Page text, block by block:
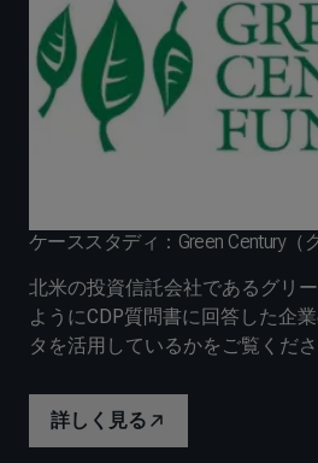
ケーススタディ：Green Century（
北米の投資信託会社であるグリ
ようにCDP質問書に回答した企
タを活用しているかをご覧くださ
詳しく見る